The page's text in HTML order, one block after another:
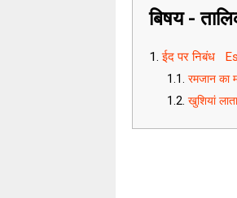
बिषय -
ईद पर निबंध
रमजान का
खुशियां